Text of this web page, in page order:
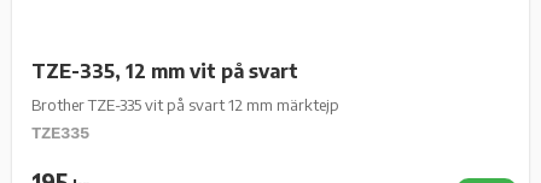
TZE-335, 12 mm vit på svart
Brother TZE-335 vit på svart 12 mm märktejp
TZE335